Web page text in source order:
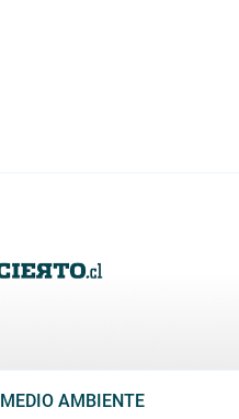
MEDIO AMBIENTE